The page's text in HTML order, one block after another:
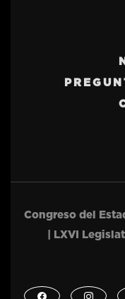
Congreso del
| LXVI